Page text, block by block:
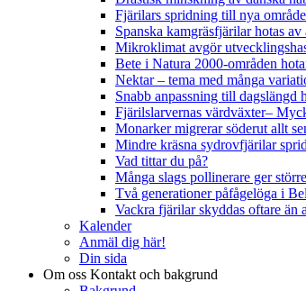
Fjärilars spridning till nya
Spanska kamgräsfjärilar hotas
Mikroklimat avgör
Bete i Natura 2000-områden
Nektar – tema med många
Snabb anpassning till
Fjärilslarvernas värdväxter–
Monarker migrerar söderut allt
Mindre kräsna sydrovfjärilar
Vad tittar du på?
Många slags pollinerare ger
Två generationer påfågelöga i
Vackra fjärilar skyddas oftare än
Kalender
Anmäl dig här!
Din sida
Om oss Kontakt och bakgrund